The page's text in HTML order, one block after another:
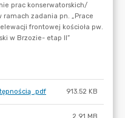
.pdf 913.52 KB